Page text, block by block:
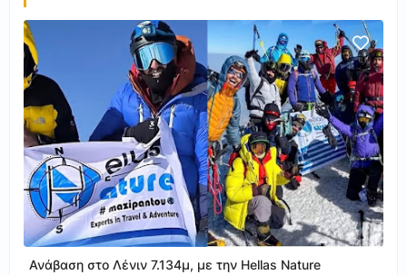
Ανάβαση στο Λένιν 7.134μ, με την Hellas Nature